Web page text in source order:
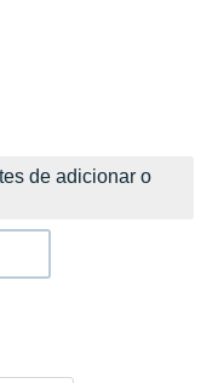
de adicionar o